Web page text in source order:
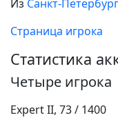
Из Санкт-
Страница игрока
Статистика
Четыре игрока
Expert II, 73 / 1400